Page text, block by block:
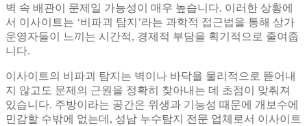
벽 속 배관이 문제일 가능성이 매우 높습니다. 이러한 상황에
서 이사이트는 ‘비파괴 탐지’라는 과학적 접근법을 통해 상가
운영자들이 느끼는 시간적, 경제적 부담을 획기적으로 줄여줍
니다.
이사이트의 비파괴 탐지는 벽이나 바닥을 물리적으로 뜯어내
지 않고도 문제의 근원을 정확히 찾아내는 데 초점이 맞춰져
있습니다. 주방이라는 공간은 위생과 기능성 때문에 개보수에
민감할 수밖에 없는데, 성남 누수탐지 전문 업체로서 이사이트